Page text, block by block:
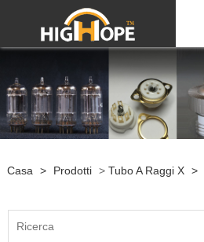
Casa > Prodotti > Tubo A Raggi X >